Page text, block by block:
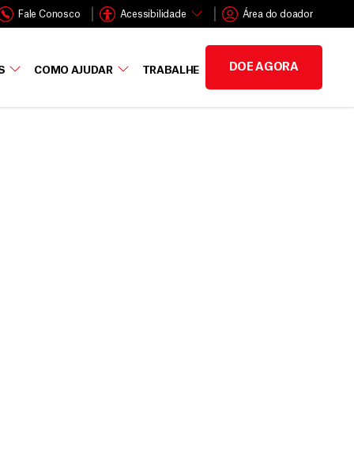
Fale Conosco Acessibilidade Área do doador
COMO AJUDAR TRABALHE DOE AGORA